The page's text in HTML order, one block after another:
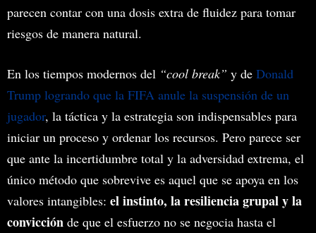
parecen contar con una dosis extra de fluidez para tomar
riesgos de manera natural.
En los tiempos modernos del “cool break” y de Donald
Trump logrando que la FIFA anule la suspensión de un
jugador, la táctica y la estrategia son indispensables para
iniciar un proceso y ordenar los recursos. Pero parece ser
que ante la incertidumbre total y la adversidad extrema, el
único método que sobrevive es aquel que se apoya en los
valores intangibles: el instinto, la resiliencia grupal y la
convicción de que el esfuerzo no se negocia hasta el